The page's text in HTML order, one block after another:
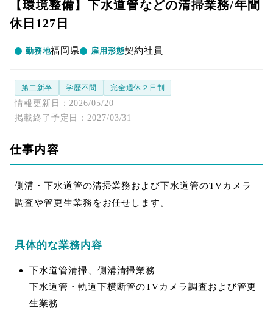
【環境整備】下水道管などの清掃業務/年間
休日127日
勤務地福岡県 雇用形態契約社員
第二新卒 学歴不問 完全週休２日制
情報更新日
2026/05/20
掲載終了予定日
2027/03/31
仕事内容
側溝・下水道管の清掃業務および下水道管のTVカメラ
調査や管更生業務をお任せします。
具体的な業務内容
下水道管清掃、側溝清掃業務
下水道管・軌道下横断管のTVカメラ調査および管更
生業務